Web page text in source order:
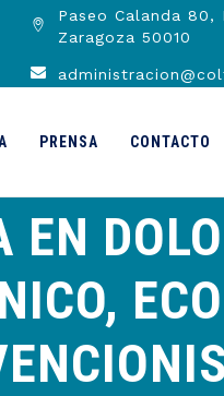
Paseo Calanda
Zaragoza 50010
PRENSA CONTACTO
EN